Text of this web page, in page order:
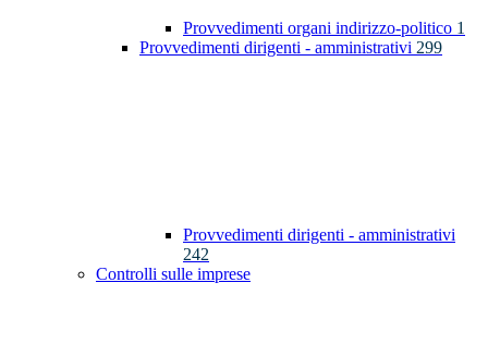
Provvedimenti organi indirizzo-politico 1
Provvedimenti dirigenti - amministrativi 299
Provvedimenti dirigenti - amministrativi
242
Controlli sulle imprese